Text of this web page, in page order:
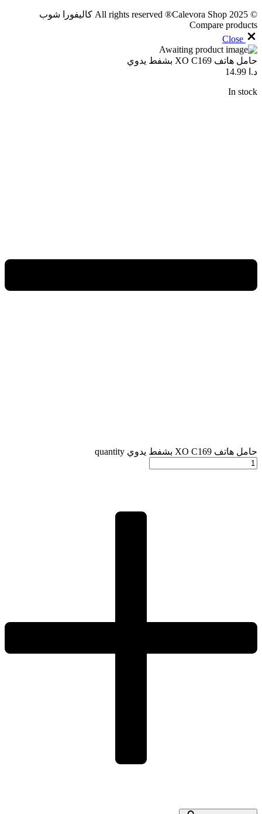
© 2025 All rights reserved ®Calevora Shop كاليفورا شوب
Compare products
Close
حامل هاتف XO C169 بشفط يدوي
د.ا
In stock
حامل هاتف XO C169 بشفط يدوي quantity